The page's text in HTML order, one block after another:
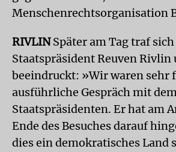
Menschenrechtsorganisation
RIVLINSpäter am Tag traf
Staatspräsident Reuven Rivlin
beeindruckt: »Wir waren sehr
ausführliche Gespräch mit
Staatspräsidenten. Er hat am
Ende des Besuches darauf
dies ein demokratisches Land